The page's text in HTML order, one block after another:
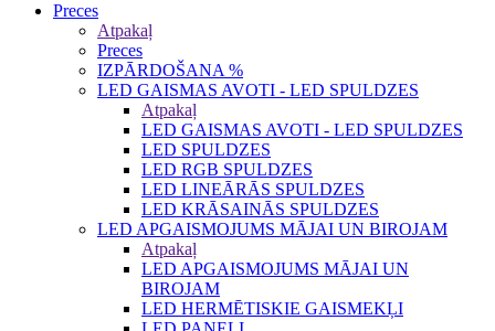
Preces
Atpakaļ
Preces
IZPĀRDOŠANA %
LED GAISMAS AVOTI - LED SPULDZES
Atpakaļ
LED GAISMAS AVOTI - LED SPULDZES
LED SPULDZES
LED RGB SPULDZES
LED LINEĀRĀS SPULDZES
LED KRĀSAINĀS SPULDZES
LED APGAISMOJUMS MĀJAI UN BIROJAM
Atpakaļ
LED APGAISMOJUMS MĀJAI UN
BIROJAM
LED HERMĒTISKIE GAISMEKĻI